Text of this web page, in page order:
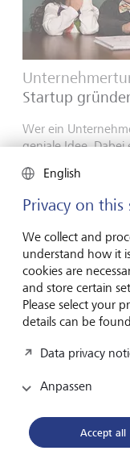
Startup
Wer ein
geniale Idee.
Mut.
16. Juli 2026
Global
Halbjahr
Die Weltwirtschaft
Anlegerinnen und
English
Privacy on this
We collect and
understand how it
cookies are
and store certain
Please select your
details can be
Data privacy
Anpassen
Accept all